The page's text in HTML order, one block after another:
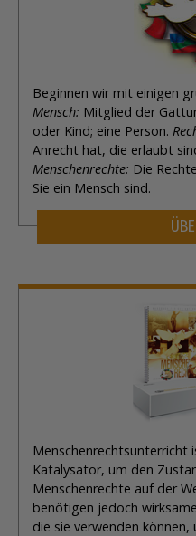
Beginnen wir mit einigen
Mensch: Mitglied der
oder Kind; eine Person.
Anrecht hat, die erlaubt
Menschenrechte: Die
Sie ein Mensch sind.
Menschenrechtsunterricht
Katalysator, um den
Menschenrechte auf der
benötigen jedoch
die sie verwenden